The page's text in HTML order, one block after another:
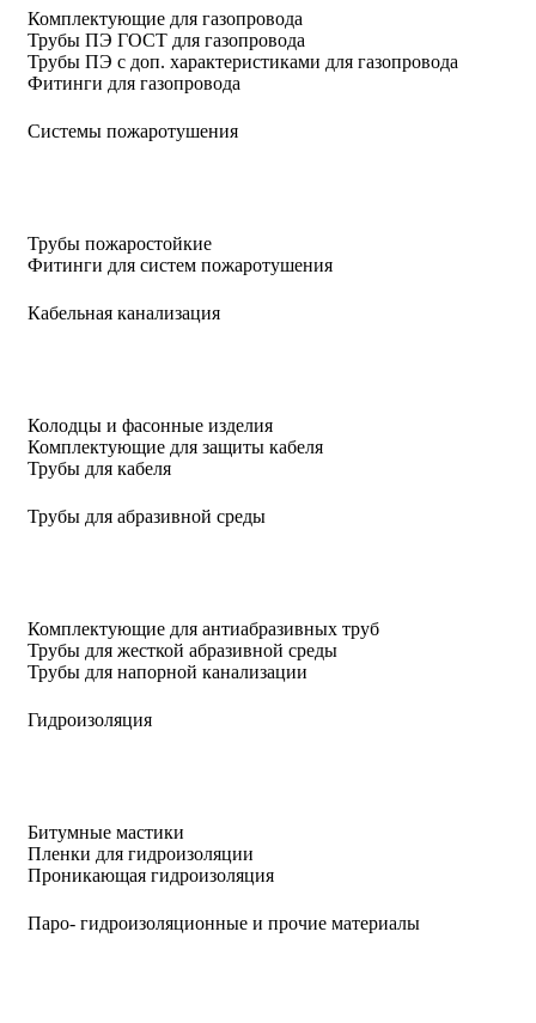
Комплектующие для газопровода
Трубы ПЭ ГОСТ для газопровода
Трубы ПЭ с доп. характеристиками для газопровода
Фитинги для газопровода
Системы пожаротушения
Трубы пожаростойкие
Фитинги для систем пожаротушения
Кабельная канализация
Колодцы и фасонные изделия
Комплектующие для защиты кабеля
Трубы для кабеля
Трубы для абразивной среды
Комплектующие для антиабразивных труб
Трубы для жесткой абразивной среды
Трубы для напорной канализации
Гидроизоляция
Битумные мастики
Пленки для гидроизоляции
Проникающая гидроизоляция
Паро- гидроизоляционные и прочие материалы